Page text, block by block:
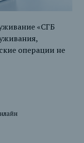
«СГБ
операции не